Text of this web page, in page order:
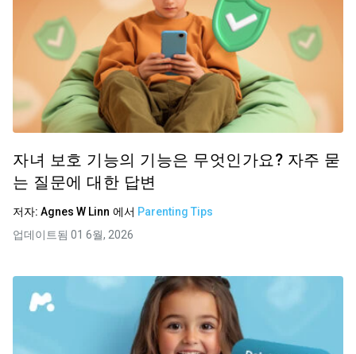
자녀 보호 기능의 기능은 무엇인가요? 자주 묻
는 질문에 대한 답변
저자: Agnes W Linn 에서 Parenting Tips
업데이트됨 01 6월, 2026